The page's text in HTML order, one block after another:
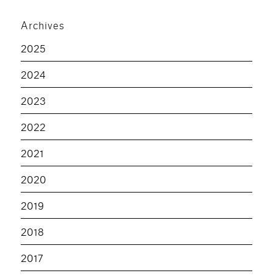
Archives
2025
2024
2023
2022
2021
2020
2019
2018
2017